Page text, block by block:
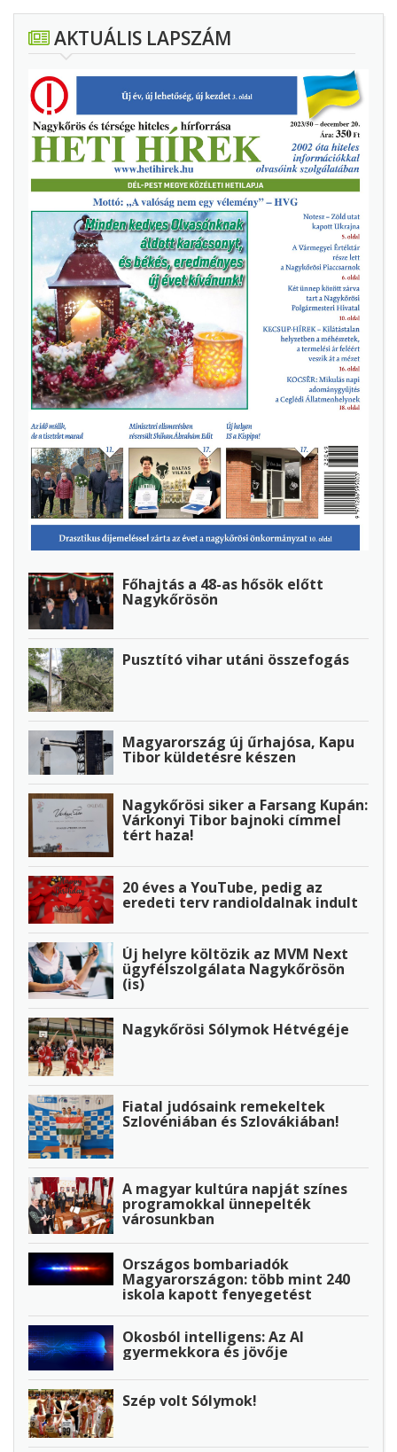
AKTUÁLIS LAPSZÁM
Főhajtás a 48-as hősök előtt
Nagykőrösön
Pusztító vihar utáni összefogás
Magyarország új űrhajósa, Kapu
Tibor küldetésre készen
Nagykőrösi siker a Farsang Kupán:
Várkonyi Tibor bajnoki címmel
tért haza!
20 éves a YouTube, pedig az
eredeti terv randioldalnak indult
Új helyre költözik az MVM Next
ügyfélszolgálata Nagykőrösön
(is)
Nagykőrösi Sólymok Hétvégéje
Fiatal judósaink remekeltek
Szlovéniában és Szlovákiában!
A magyar kultúra napját színes
programokkal ünnepelték
városunkban
Országos bombariadók
Magyarországon: több mint 240
iskola kapott fenyegetést
Okosból intelligens: Az AI
gyermekkora és jövője
Szép volt Sólymok!